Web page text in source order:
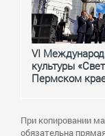
VI
культуры
Пермском
При копировании
обязательна